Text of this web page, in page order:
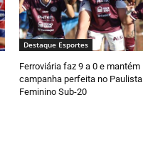
Destaque Esportes
Ferroviária faz 9 a 0 e mantém
campanha perfeita no Paulista
Feminino Sub-20